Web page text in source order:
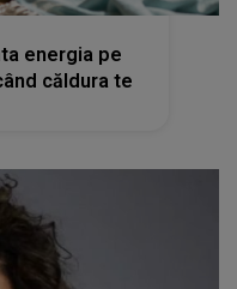
energia pe
căldura te